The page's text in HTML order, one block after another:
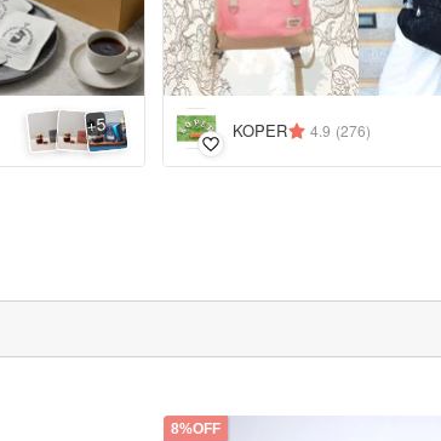
+5 KOPER 4.9 (276)
8%OFF